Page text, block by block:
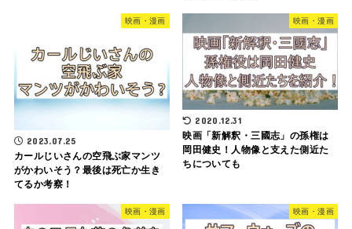
映画・漫画
2023.07.25
カールじいさんの空飛ぶ家マンツ
がかわいそう？最後は死亡か生き
てるか考察！
映画・漫画
2020.12.31
映画「新解釈・三國志」の孫権は
岡田健史！人物像と支えた側近た
ちについても
映画・漫画 映画・漫画